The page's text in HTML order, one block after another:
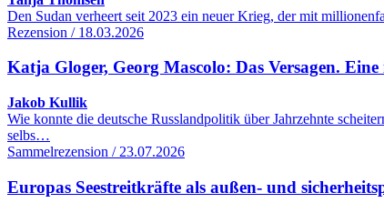
Den Sudan verheert seit 2023 ein neuer Krieg, der mit
Rezension / 18.03.2026
Katja Gloger, Georg Mascolo: Das Versagen.
Jakob Kullik
Wie konnte die deutsche Russlandpolitik über Jahrzehnte
selbs…
Sammelrezension / 23.07.2026
Europas Seestreitkräfte als außen- und